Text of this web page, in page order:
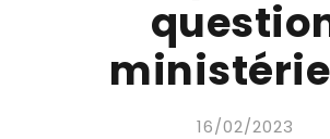
16/02/2023